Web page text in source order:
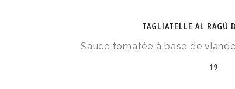
TAGLIATELLE AL RAGÙ
Sauce tomatée à base de
19